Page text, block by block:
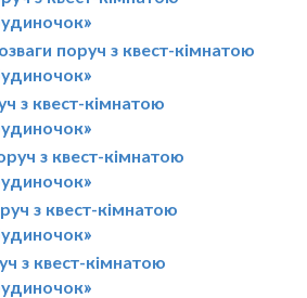
поруч з квест-кімнатою
з квест-кімнатою
з квест-кімнатою
з квест-кімнатою
з квест-кімнатою